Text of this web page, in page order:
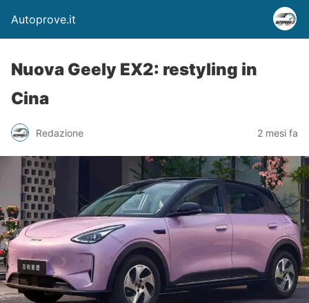
Autoprove.it
Nuova Geely EX2: restyling in
Cina
Redazione 2 mesi fa